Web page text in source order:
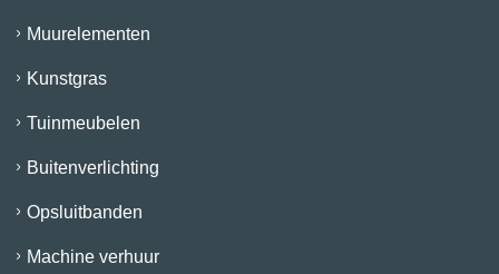
Muurelementen
Kunstgras
Tuinmeubelen
Buitenverlichting
Opsluitbanden
Machine verhuur